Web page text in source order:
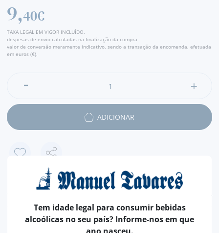
9,40€
TAXA LEGAL EM VIGOR INCLUÍDO.
despesas de envio calculadas na finalização da compra
valor de conversão meramente indicativo, sendo a transação da encomenda, efetuada
em euros (€).
ADICIONAR
REGIÃO DOURO
Tem idade legal para consumir bebidas
alcoólicas no seu país? Informe-nos em que